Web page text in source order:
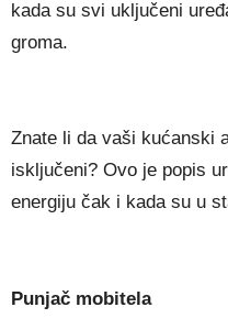
kada su svi uključeni
groma.
Znate li da vaši kućanski
isključeni? Ovo je popis
energiju čak i kada su u
Punjač mobitela